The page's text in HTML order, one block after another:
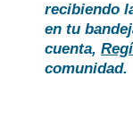
recibiendo
en tu
cuenta,
comunidad.